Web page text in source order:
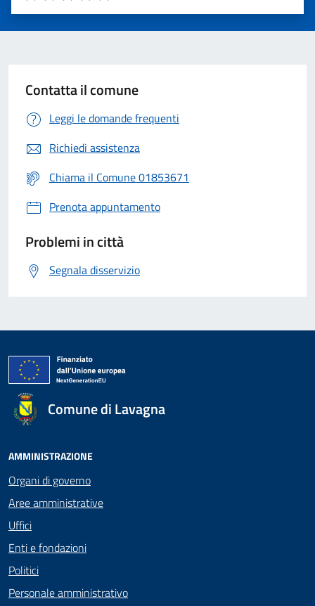
Valuta 5 stelle su 5
Valuta 4 stelle su 5
Valuta 3 stelle su 5
Valuta 2 stelle su 5
Valuta 1 stelle su 5
Contatta il comune
Leggi le domande frequenti
Richiedi assistenza
Chiama il Comune 01853671
Prenota appuntamento
Problemi in città
Segnala disservizio
Comune di Lavagna
AMMINISTRAZIONE
Organi di governo
Aree amministrative
Uffici
Enti e fondazioni
Politici
Personale amministrativo